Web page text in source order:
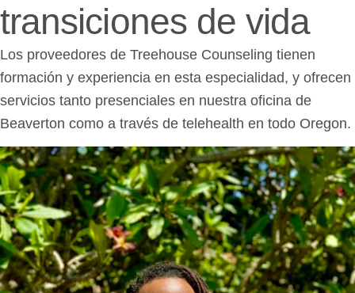
transiciones de vida
Los proveedores de Treehouse Counseling tienen
formación y experiencia en esta especialidad, y ofrecen
servicios tanto presenciales en nuestra oficina de
Beaverton como a través de telehealth en todo Oregon.